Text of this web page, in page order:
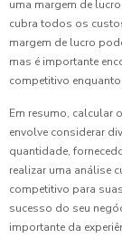
uma margem de
cubra todos os
margem de lucro
mas é importante
competitivo
Em resumo, calcular
envolve considerar
quantidade,
realizar uma análise
competitivo para
sucesso do seu
importante da